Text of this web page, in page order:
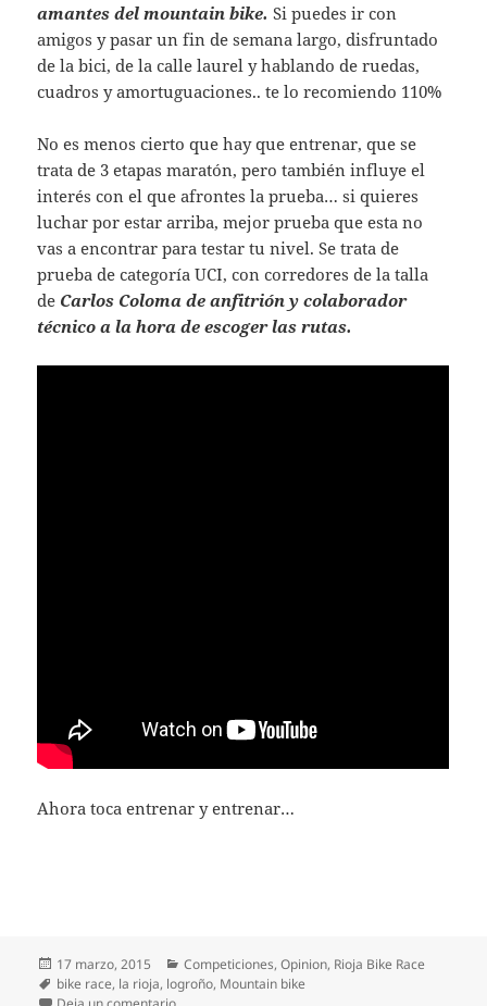
amantes del mountain bike. Si puedes ir con
amigos y pasar un fin de semana largo, disfruntado
de la bici, de la calle laurel y hablando de ruedas,
cuadros y amortuguaciones.. te lo recomiendo 110%
No es menos cierto que hay que entrenar, que se
trata de 3 etapas maratón, pero también influye el
interés con el que afrontes la prueba… si quieres
luchar por estar arriba, mejor prueba que esta no
vas a encontrar para testar tu nivel. Se trata de
prueba de categoría UCI, con corredores de la talla
de Carlos Coloma de anfitrión y colaborador
técnico a la hora de escoger las rutas.
Ahora toca entrenar y entrenar…
Publicado
el
17 marzo, 2015 Categorías
Competiciones,Opinion, Rioja Bike Race
Etiquetas
bike race, la rioja, logroño, Mountain bike